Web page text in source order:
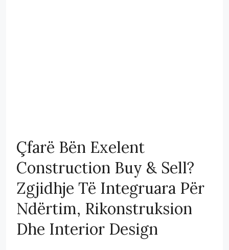
Çfarë Bën Exelent
Construction Buy & Sell?
Zgjidhje Të Integruara Për
Ndërtim, Rikonstruksion
Dhe Interior Design